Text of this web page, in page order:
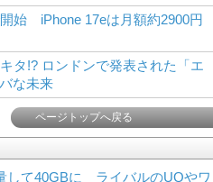
始 iPhone 17eは月額約2900円
タ!? ロンドンで発表された「エ
な未来
ページトップへ戻る
して40GBに ライバルのUQやワ